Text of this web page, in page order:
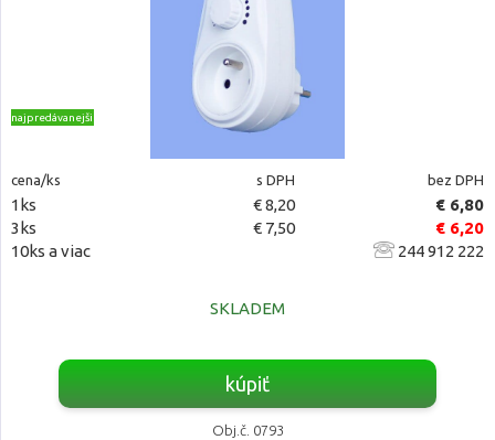
najpredávanejšie
cena/ks s DPH bez DPH
1ks € 8,20
€ 6,80
3ks
€ 7,50
€ 6,20
10ks a viac
244 912 222
SKLADEM
kúpiť
Obj.č. 0793